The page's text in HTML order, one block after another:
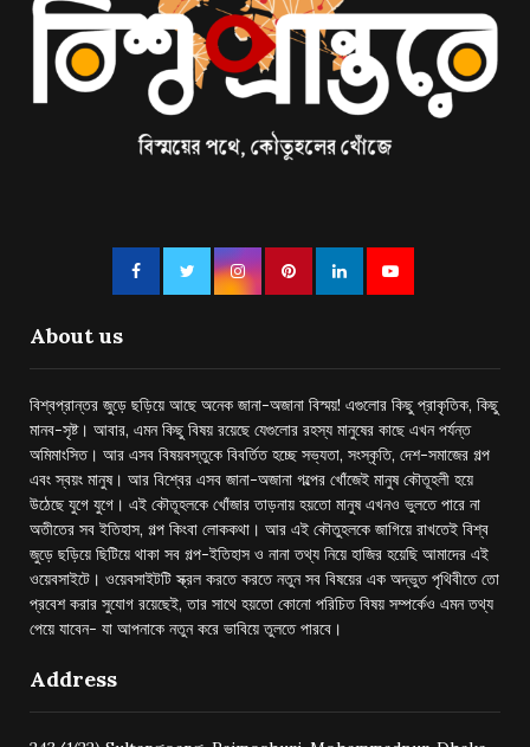
About us
বিশ্বপ্রান্তর জুড়ে ছড়িয়ে আছে অনেক জানা-অজানা বিস্ময়! এগুলোর কিছু প্রাকৃতিক, কিছু
মানব-সৃষ্ট। আবার, এমন কিছু বিষয় রয়েছে যেগুলোর রহস্য মানুষের কাছে এখন পর্যন্ত
অমিমাংসিত। আর এসব বিষয়বস্তুকে বিবর্তিত হচ্ছে সভ্যতা, সংস্কৃতি, দেশ-সমাজের গল্প
এবং স্বয়ং মানুষ। আর বিশ্বের এসব জানা-অজানা গল্পের খোঁজেই মানুষ কৌতূহলী হয়ে
উঠেছে যুগে যুগে। এই কৌতূহলকে খোঁজার তাড়নায় হয়তো মানুষ এখনও ভুলতে পারে না
অতীতের সব ইতিহাস, গল্প কিংবা লোককথা। আর এই কৌতুহলকে জাগিয়ে রাখতেই বিশ্ব
জুড়ে ছড়িয়ে ছিটিয়ে থাকা সব গল্প-ইতিহাস ও নানা তথ্য নিয়ে হাজির হয়েছি আমাদের এই
ওয়েবসাইটে। ওয়েবসাইটটি স্ক্রল করতে করতে নতুন সব বিষয়ের এক অদ্ভুত পৃথিবীতে তো
প্রবেশ করার সুযোগ রয়েছেই, তার সাথে হয়তো কোনো পরিচিত বিষয় সম্পর্কেও এমন তথ্য
পেয়ে যাবেন- যা আপনাকে নতুন করে ভাবিয়ে তুলতে পারবে।
Address